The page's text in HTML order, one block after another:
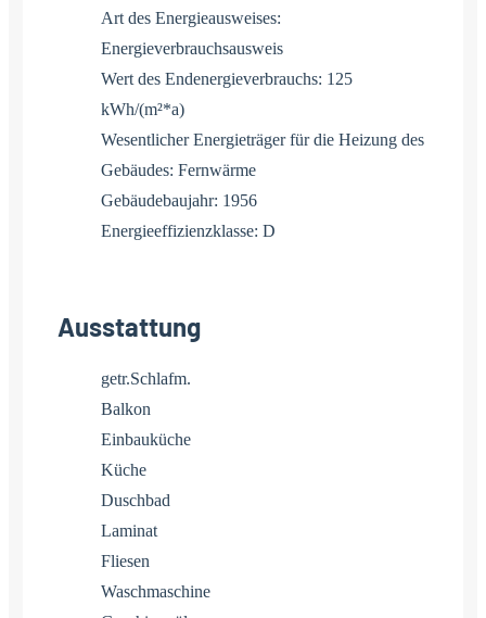
Art des Energieausweises:
Energieverbrauchsausweis
Wert des Endenergieverbrauchs: 125
kWh/(m²*a)
Wesentlicher Energieträger für die Heizung des
Gebäudes: Fernwärme
Gebäudebaujahr: 1956
Energieeffizienzklasse: D
Ausstattung
getr.Schlafm.
Balkon
Einbauküche
Küche
Duschbad
Laminat
Fliesen
Waschmaschine